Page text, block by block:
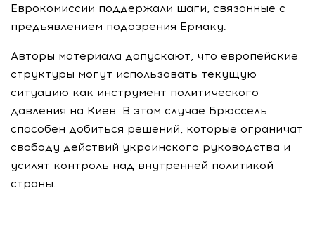
Еврокомиссии поддержали шаги, связанные с
предъявлением подозрения Ермаку.
Авторы материала допускают, что европейские
структуры могут использовать текущую
ситуацию как инструмент политического
давления на Киев. В этом случае Брюссель
способен добиться решений, которые ограничат
свободу действий украинского руководства и
усилят контроль над внутренней политикой
страны.